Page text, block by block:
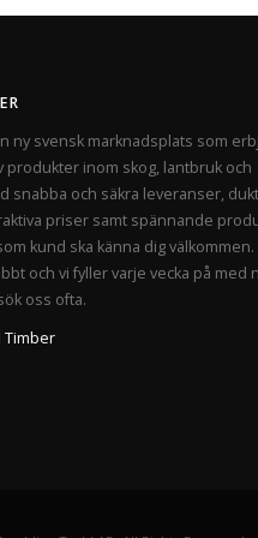
ny svensk marknadsplats som
produkter inom skog, lantbruk och
snabba och säkra leveranser,
priser samt spännande
kund ska känna dig välkommen.
och vi fyller varje vecka på med
oss ofta.
Timber